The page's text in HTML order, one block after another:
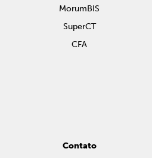
MorumBIS
SuperCT
CFA
Contato